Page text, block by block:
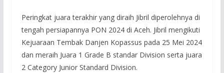
Peringkat juara terakhir yang diraih Jibril diperolehnya di
tengah persiapannya PON 2024 di Aceh. Jibril mengikuti
Kejuaraan Tembak Danjen Kopassus pada 25 Mei 2024
dan meraih Juara 1 Grade B standar Division serta juara
2 Category Junior Standard Division.